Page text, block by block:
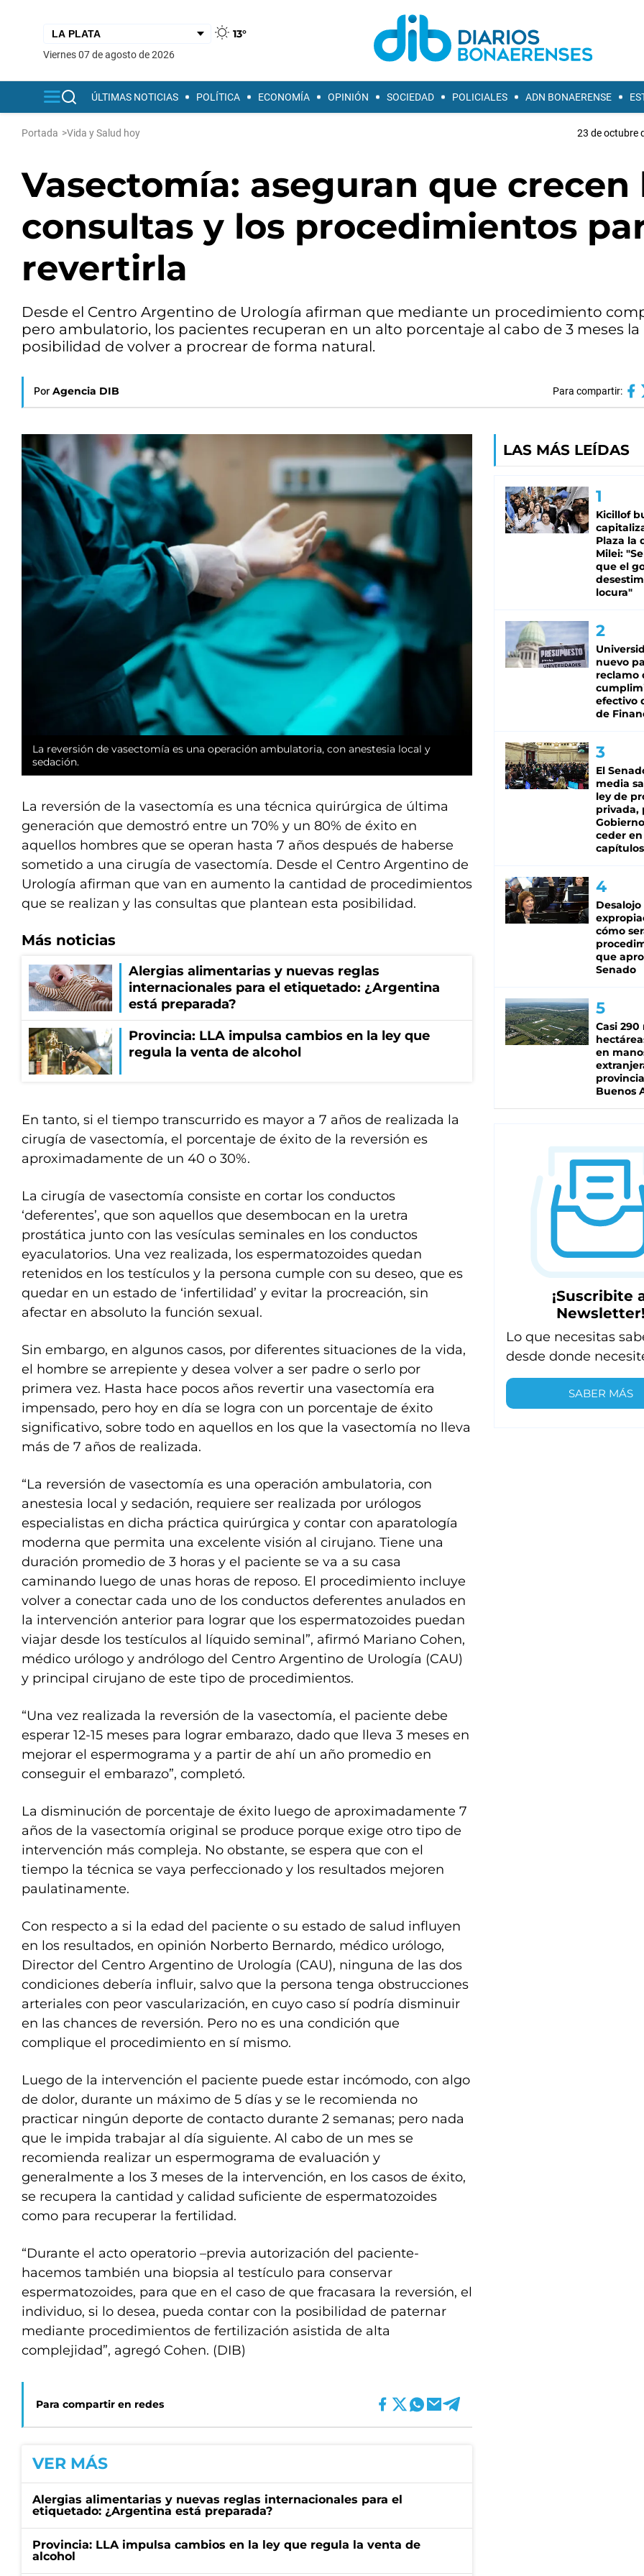
13°
viernes 07 de agosto de 2026
ÚLTIMAS NOTICIAS POLÍTICA ECONOMÍA OPINIÓN SOCIEDAD POLICIALES ADN BONAERENSE
Portada >Vida y Salud hoy 23 de octubre
Vasectomía: aseguran que crecen
consultas y los procedimientos
revertirla
Desde el Centro Argentino de Urología afirman que mediante un procedimiento
pero ambulatorio, los pacientes recuperan en un alto porcentaje al cabo de 3 meses la
posibilidad de volver a procrear de forma natural.
Por Agencia DIB Para compartir:
La reversión de vasectomía es una operación ambulatoria, con anestesia local y
sedación.
La reversión de la vasectomía es una técnica quirúrgica de última
generación que demostró entre un 70% y un 80% de éxito en
aquellos hombres que se operan hasta 7 años después de haberse
sometido a una cirugía de vasectomía. Desde el Centro Argentino de
Urología afirman que van en aumento la cantidad de procedimientos
que se realizan y las consultas que plantean esta posibilidad.
Más noticias
Alergias alimentarias y nuevas reglas
internacionales para el etiquetado: ¿Argentina
está preparada?
Provincia: LLA impulsa cambios en la ley que
regula la venta de alcohol
En tanto, si el tiempo transcurrido es mayor a 7 años de realizada la
cirugía de vasectomía, el porcentaje de éxito de la reversión es
aproximadamente de un 40 o 30%.
La cirugía de vasectomía consiste en cortar los conductos
‘deferentes’, que son aquellos que desembocan en la uretra
prostática junto con las vesículas seminales en los conductos
eyaculatorios. Una vez realizada, los espermatozoides quedan
retenidos en los testículos y la persona cumple con su deseo, que es
quedar en un estado de ‘infertilidad’ y evitar la procreación, sin
afectar en absoluto la función sexual.
Sin embargo, en algunos casos, por diferentes situaciones de la vida,
el hombre se arrepiente y desea volver a ser padre o serlo por
primera vez. Hasta hace pocos años revertir una vasectomía era
impensado, pero hoy en día se logra con un porcentaje de éxito
significativo, sobre todo en aquellos en los que la vasectomía no lleva
más de 7 años de realizada.
“La reversión de vasectomía es una operación ambulatoria, con
anestesia local y sedación, requiere ser realizada por urólogos
especialistas en dicha práctica quirúrgica y contar con aparatología
moderna que permita una excelente visión al cirujano. Tiene una
duración promedio de 3 horas y el paciente se va a su casa
caminando luego de unas horas de reposo. El procedimiento incluye
volver a conectar cada uno de los conductos deferentes anulados en
la intervención anterior para lograr que los espermatozoides puedan
viajar desde los testículos al líquido seminal”, afirmó Mariano Cohen,
médico urólogo y andrólogo del Centro Argentino de Urología (CAU)
y principal cirujano de este tipo de procedimientos.
“Una vez realizada la reversión de la vasectomía, el paciente debe
esperar 12-15 meses para lograr embarazo, dado que lleva 3 meses en
mejorar el espermograma y a partir de ahí un año promedio en
conseguir el embarazo”, completó.
La disminución de porcentaje de éxito luego de aproximadamente 7
años de la vasectomía original se produce porque exige otro tipo de
intervención más compleja. No obstante, se espera que con el
tiempo la técnica se vaya perfeccionado y los resultados mejoren
paulatinamente.
Con respecto a si la edad del paciente o su estado de salud influyen
en los resultados, en opinión Norberto Bernardo, médico urólogo,
Director del Centro Argentino de Urología (CAU), ninguna de las dos
condiciones debería influir, salvo que la persona tenga obstrucciones
arteriales con peor vascularización, en cuyo caso sí podría disminuir
en las chances de reversión. Pero no es una condición que
complique el procedimiento en sí mismo.
Luego de la intervención el paciente puede estar incómodo, con algo
de dolor, durante un máximo de 5 días y se le recomienda no
practicar ningún deporte de contacto durante 2 semanas; pero nada
que le impida trabajar al día siguiente. Al cabo de un mes se
recomienda realizar un espermograma de evaluación y
generalmente a los 3 meses de la intervención, en los casos de éxito,
se recupera la cantidad y calidad suficiente de espermatozoides
como para recuperar la fertilidad.
“Durante el acto operatorio –previa autorización del paciente-
hacemos también una biopsia al testículo para conservar
espermatozoides, para que en el caso de que fracasara la reversión, el
individuo, si lo desea, pueda contar con la posibilidad de paternar
mediante procedimientos de fertilización asistida de alta
complejidad”, agregó Cohen. (DIB)
Para compartir en redes
VER MÁS
Alergias alimentarias y nuevas reglas internacionales para el
etiquetado: ¿Argentina está preparada?
Provincia: LLA impulsa cambios en la ley que regula la venta de
alcohol
LAS MÁS LEÍDAS
Kicillof
Plaza la
Milei:
que el
locura"
nuevo
reclamo
efectivo
de
El
media
ley de
privada,
ceder
capítulos
cómo
que
Senado
Casi 290
en
Buenos
¡Suscribite
Newsletter!
Lo que necesitas
desde donde
SABER MÁS